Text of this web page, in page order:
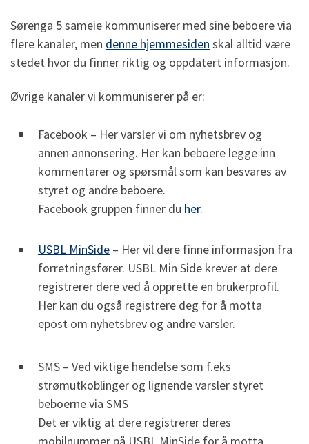
Sørenga 5 sameie kommuniserer med sine beboere via
flere kanaler, men denne hjemmesiden skal alltid være
stedet hvor du finner riktig og oppdatert informasjon.
Øvrige kanaler vi kommuniserer på er:
Facebook – Her varsler vi om nyhetsbrev og
annen annonsering. Her kan beboere legge inn
kommentarer og spørsmål som kan besvares av
styret og andre beboere.
Facebook gruppen finner du her.
USBL MinSide – Her vil dere finne informasjon fra
forretningsfører. USBL Min Side krever at dere
registrerer dere ved å opprette en brukerprofil.
Her kan du også registrere deg for å motta
epost om nyhetsbrev og andre varsler.
SMS – Ved viktige hendelse som f.eks
strømutkoblinger og lignende varsler styret
beboerne via SMS
Det er viktig at dere registrerer deres